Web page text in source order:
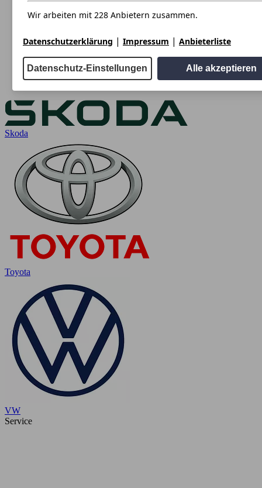
Skoda
Toyota
VW
Service
Wir arbeiten mit 228 Anbietern zusammen.
Datenschutzerklärung | Impressum | Anbieterliste
Datenschutz-Einstellungen Alle akzeptieren